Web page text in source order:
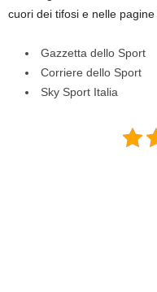
cuori dei tifosi e nelle
Gazzetta dello Sport
Corriere dello Sport
Sky Sport Italia